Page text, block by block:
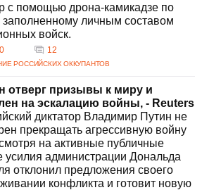
с помощью дрона-камикадзе по
заполненному личным составом
войск.
12
РОССИЙСКИХ ОККУПАНТОВ
отверг призывы к миру и
на эскалацию войны, - Reuters
диктатор Владимир Путин не
прекращать агрессивную войну
на активные публичные
администрации Дональда
отклонил предложения своего
конфликта и готовит новую